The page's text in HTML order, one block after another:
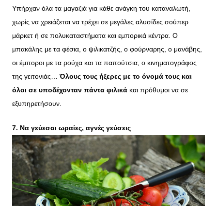
Υπήρχαν όλα τα μαγαζιά για κάθε ανάγκη του καταναλωτή,
χωρίς να χρειάζεται να τρέχει σε μεγάλες αλυσίδες σούπερ
μάρκετ ή σε πολυκαταστήματα και εμπορικά κέντρα. Ο
μπακάλης με τα φέσια, ο ψιλικατζής, ο φούρναρης, ο μανάβης,
οι έμποροι με τα ρούχα και τα παπούτσια, ο κινηματογράφος
της γειτονιάς…Όλους τους ήξερες με το όνομά τους και
όλοι σε υποδέχονταν πάντα φιλικά και πρόθυμοι να σε
εξυπηρετήσουν.
7. Να γεύεσαι ωραίες, αγνές γεύσεις